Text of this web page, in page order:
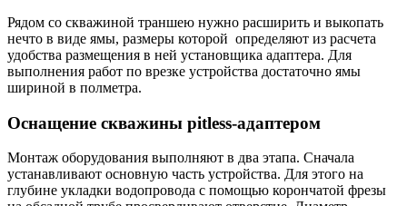
Рядом со скважиной траншею нужно расширить и выкопать
нечто в виде ямы, размеры которой определяют из расчета
удобства размещения в ней установщика адаптера. Для
выполнения работ по врезке устройства достаточно ямы
шириной в полметра.
Оснащение скважины pitless-адаптером
Монтаж оборудования выполняют в два этапа. Сначала
устанавливают основную часть устройства. Для этого на
глубине укладки водопровода с помощью корончатой фрезы